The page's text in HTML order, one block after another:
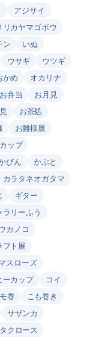
アジサイ
リカヤマゴボウ
ン
いぬ
ウサギ
ウツギ
かめ
オカリナ
お弁当
お月見
お茶処
お雛様展
カップ
びん
かぶと
カラタネオガタマ
ギター
ラリーふう
カノコ
フト展
スローズ
ーカップ
コイ
巻
こも巻き
サザンカ
クロース